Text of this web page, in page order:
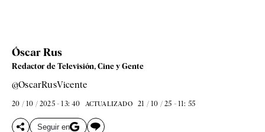
Óscar Rus
Redactor de Televisión, Cine y Gente
@OscarRusVicente
20 / 10 / 2025 - 13: 40 ACTUALIZADO 21 / 10 / 25 - 11: 55
Seguir en